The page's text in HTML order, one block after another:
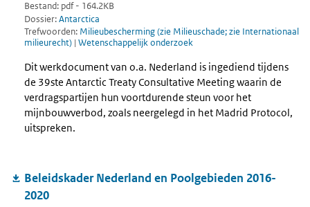
Bestand: pdf - 164.2KB
Dossier:Antarctica
Trefwoorden: Milieubescherming (zie Milieuschade; zie Internationaal
milieurecht) | Wetenschappelijk onderzoek
Dit werkdocument van o.a. Nederland is ingediend tijdens
de 39ste Antarctic Treaty Consultative Meeting waarin de
verdragspartijen hun voortdurende steun voor het
mijnbouwverbod, zoals neergelegd in het Madrid Protocol,
uitspreken.
Beleidskader Nederland en Poolgebieden 2016-
2020